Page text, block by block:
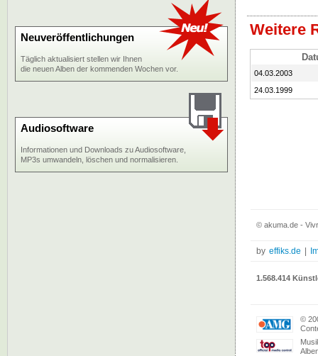
Weitere
04.03.2003
24.03.1999
Neuveröffentlichungen
Täglich aktualisiert stellen wir Ihnen
die neuen Alben der kommenden Wochen vor.
Audiosoftware
Informationen und Downloads zu Audiosoftware,
MP3s umwandeln, löschen und normalisieren.
© akuma.de -
by effiks.de
1.568.414
©